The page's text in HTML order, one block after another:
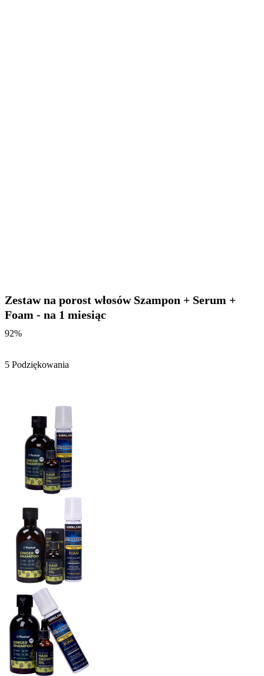
Zestaw na porost włosów Szampon + Serum +
Foam - na 1 miesiąc
92%
5 Podziękowania